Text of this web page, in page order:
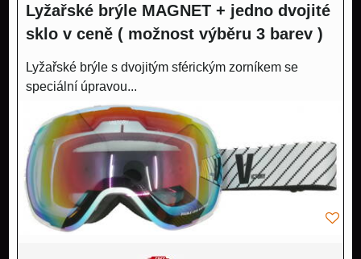
Lyžařské brýle MAGNET + jedno dvojité
sklo v ceně ( možnost výběru 3 barev )
Lyžařské brýle s dvojitým sférickým zorníkem se
speciální úpravou...